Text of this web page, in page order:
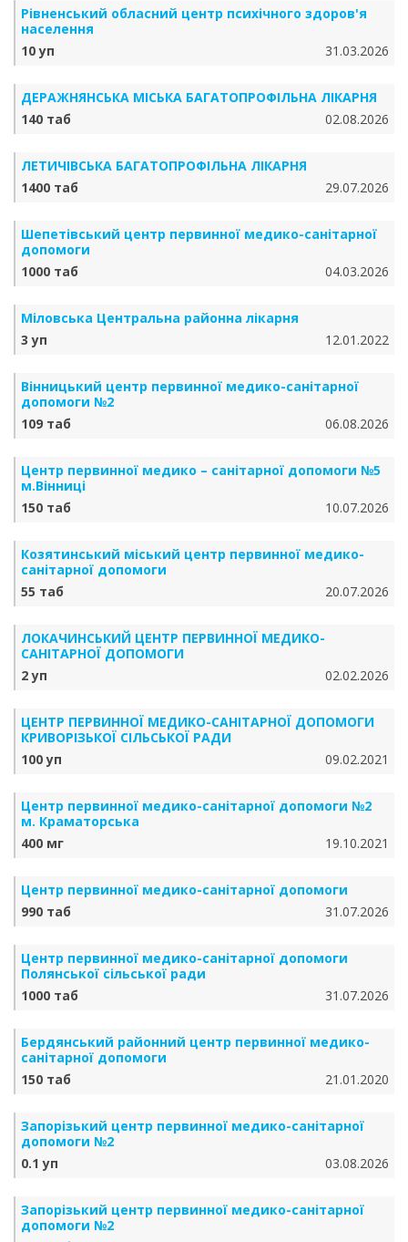
Рівненський обласний центр психічного здоров'я
населення
10 уп
31.03.2026
ДЕРАЖНЯНСЬКА МІСЬКА БАГАТОПРОФІЛЬНА ЛІКАРНЯ
140 таб
02.08.2026
ЛЕТИЧІВСЬКА БАГАТОПРОФІЛЬНА ЛІКАРНЯ
1400 таб
29.07.2026
Шепетівський центр первинної медико-санітарної
допомоги
1000 таб
04.03.2026
Міловська Центральна районна лікарня
3 уп
12.01.2022
Вінницький центр первинної медико-санітарної
допомоги №2
109 таб
06.08.2026
Центр первинної медико – санітарної допомоги №5
м.Вінниці
150 таб
10.07.2026
Козятинський міський центр первинної медико-
санітарної допомоги
55 таб
20.07.2026
ЛОКАЧИНСЬКИЙ ЦЕНТР ПЕРВИННОЇ МЕДИКО-
САНІТАРНОЇ ДОПОМОГИ
2 уп
02.02.2026
ЦЕНТР ПЕРВИННОЇ МЕДИКО-САНІТАРНОЇ ДОПОМОГИ
КРИВОРІЗЬКОЇ СІЛЬСЬКОЇ РАДИ
100 уп
09.02.2021
Центр первинної медико-санітарної допомоги №2
м. Краматорська
400 мг
19.10.2021
Центр первинної медико-санітарної допомоги
990 таб
31.07.2026
Центр первинної медико-санітарної допомоги
Полянської сільської ради
1000 таб
31.07.2026
Бердянський районний центр первинної медико-
санітарної допомоги
150 таб
21.01.2020
Запорізький центр первинної медико-санітарної
допомоги №2
0.1 уп
03.08.2026
Запорізький центр первинної медико-санітарної
допомоги №2